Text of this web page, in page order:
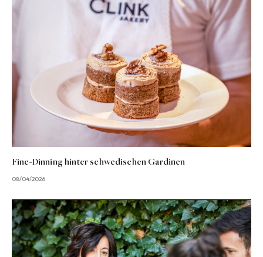
Fine-Dinning hinter schwedischen Gardinen
08/04/2026